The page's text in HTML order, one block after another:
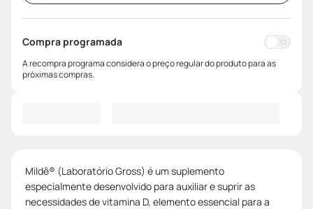
Compra programada
A recompra programa considera o preço regular do produto para as
próximas compras.
Mildê® (Laboratório Gross) é um suplemento
especialmente desenvolvido para auxiliar e suprir as
necessidades de vitamina D, elemento essencial para a